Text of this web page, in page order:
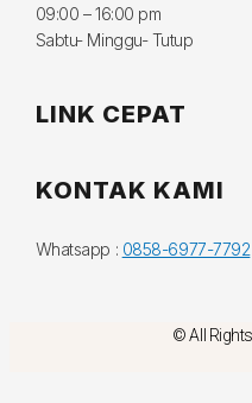
09:00 – 16:00 pm
Sabtu- Minggu- Tutup
LINK CEPAT
KONTAK KAMI
Whatsapp : 0858-6977-7792
© All